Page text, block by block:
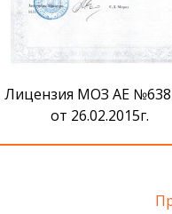
Лицензия МОЗ АЕ
от 26.02.2015г.